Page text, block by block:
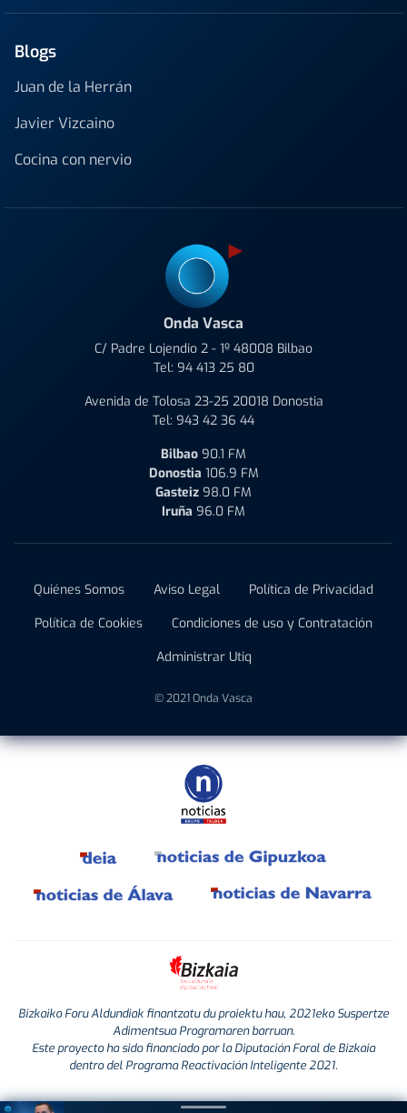
Blogs
Juan de la Herrán
Javier Vizcaino
Cocina con nervio
Onda Vasca
C/ Padre Lojendio 2 - 1º 48008 Bilbao
Tel: 94 413 25 80
Avenida de Tolosa 23-25 20018 Donostia
Tel: 943 42 36 44
Bilbao 90.1 FM
Donostia 106.9 FM
Gasteiz 98.0 FM
Iruña 96.0 FM
Quiénes Somos Aviso Legal
Política de Privacidad
Política de Cookies
Condiciones de uso y Contratación
Administrar Utiq
© 2021 Onda Vasca
Bizkaiko Foru Aldundiak finantzatu du proiektu hau, 2021eko Suspertze
Adimentsua Programaren barruan.
Este proyecto ha sido financiado por la Diputación Foral de Bizkaia
dentro del Programa Reactivación Inteligente 2021.